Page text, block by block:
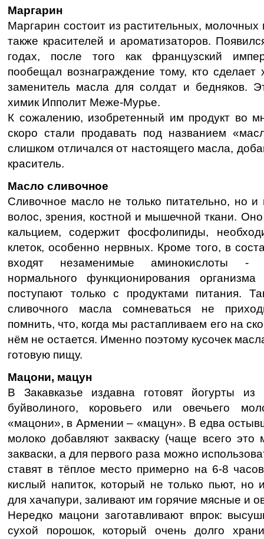
Маргарин
Маргарин состоит из растительных,
также красителей и ароматизаторов.
годах, после того как французский
пообещал вознаграждение тому, кто
заменитель масла для солдат и бедняков.
химик Ипполит Меже-Мурье.
К сожалению, изобретенный им продукт во
скоро стали продавать под названием
слишком отличался от настоящего масла,
краситель.
Масло сливочное
Сливочное масло не только питательно, но
волос, зрения, костной и мышечной ткани.
кальцием, содержит фосфолипиды,
клеток, особенно нервных. Кроме того, в
входят незаменимые аминокислоты -
нормального функционирования
поступают только с продуктами питания.
сливочного масла сомневаться не
помнить, что, когда мы растапливаем его на
нём не остается. Именно поэтому кусочек
готовую пищу.
Мацони, мацун
В Закавказье издавна готовят йогурты из
буйволиного, коровьего или овечьего
«мацони», в Армении – «мацун». В едва
молоко добавляют закваску (чаще всего
закваски, а для первого раза можно
ставят в тёплое место примерно на 6-8
кислый напиток, который не только пьют, но
для хачапури, заливают им горячие мясные и
Нередко мацони заготавливают впрок:
сухой порошок, который очень долго